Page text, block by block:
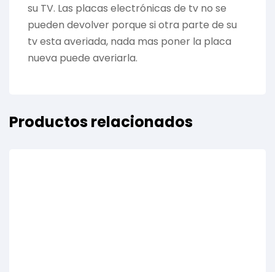
su TV. Las placas electrónicas de tv no se
pueden devolver porque si otra parte de su
tv esta averiada, nada mas poner la placa
nueva puede averiarla.
Productos relacionados